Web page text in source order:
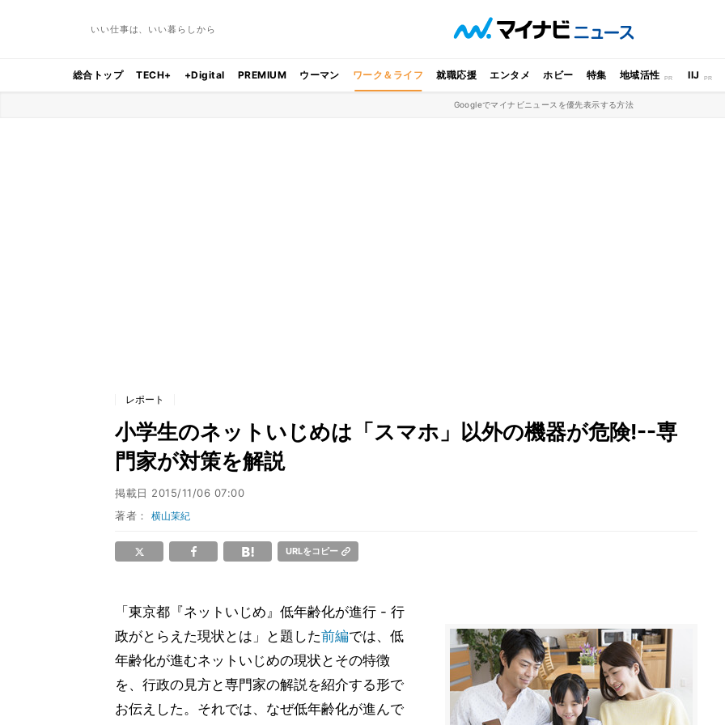
いい仕事は、いい暮らしから
総合トップ TECH+ +Digital PREMIUM ウーマン ワーク＆ライフ 就職応援 エンタメ ホビー 特集 地域活性 IIJ
Googleでマイナビニュースを優先表示する方法
レポート
小学生のネットいじめは「スマホ」以外の機器が危険!--専
門家が対策を解説
掲載日 2015/11/06 07:00
著者：横山茉紀
URLをコピー
「東京都『ネットいじめ』低年齢化が進行 - 行
政がとらえた現状とは」と題した前編では、低
年齢化が進むネットいじめの現状とその特徴
を、行政の見方と専門家の解説を紹介する形で
お伝えした。それでは、なぜ低年齢化が進んで